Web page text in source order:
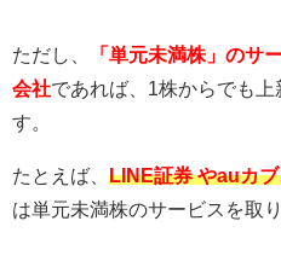
ただし、
「単元未満株」のサ
会社であれば、1株からでも
す。
たとえば、 LINE証券 やauカ
は単元未満株のサービスを取